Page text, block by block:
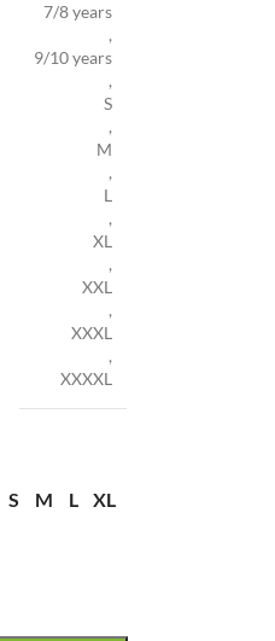
7/8 years
,
9/10 years
,
S
,
M
,
L
,
XL
,
XXL
,
XXXL
,
XXXXL
S M L
XL